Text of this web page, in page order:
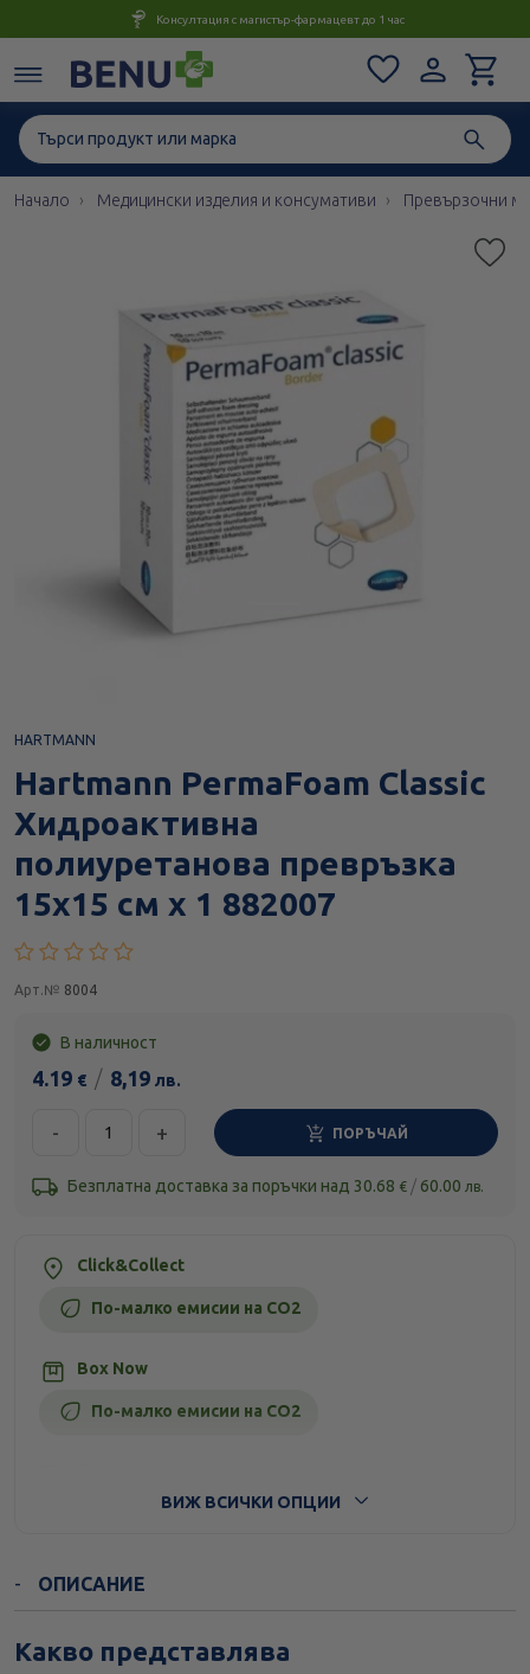
Консултация с магистър-фармацевт до 1 час
Начало Медицински изделия и консумативи Превързочни
HARTMANN
Hartmann PermaFoam Classic
Хидроактивна
полиуретанова превръзка
15х15 см х 1 882007
Арт.№ 8004
В наличност
4.19 € / 8,19 лв.
- + ПОРЪЧАЙ
Безплатна доставка за поръчки над 30.68 € / 60.00 лв.
Click&Collect
По-малко емисии на CO2
Box Now
По-малко емисии на CO2
ВИЖ ВСИЧКИ ОПЦИИ
ОПИСАНИЕ
Какво представлява